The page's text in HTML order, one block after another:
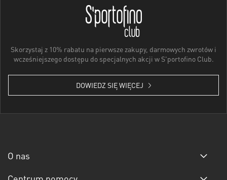
Skorzystaj z 10% rabatu na pierwsze zakupy, darmowych zwrotów i
wcześniejszego dostępu do specjalnych akcji w S'portofino Club.
DOWIEDZ SIĘ WIĘCEJ
O nas